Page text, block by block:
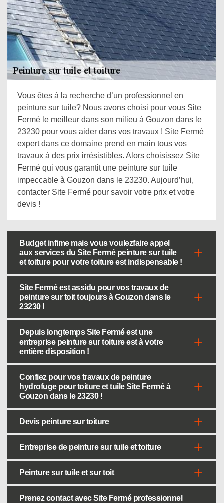
Vous êtes à la recherche d’un professionnel en
peinture sur tuile? Nous avons choisi pour vous Site
Fermé le meilleur dans son milieu à Gouzon dans le
23230 pour vous aider dans vos travaux ! Site Fermé
expert dans ce domaine prend en main tous vos
travaux à des prix irrésistibles. Alors choisissez Site
Fermé qui vous garantit une peinture sur tuile
impeccable à Gouzon dans le 23230. Aujourd’hui,
contacter Site Fermé pour savoir votre prix et votre
devis !
Budget infime mais vous voulezfaire appel
aux services du Site Fermé peinture sur tuile
et toiture pour votre toiture est indispensable !
Site Fermé est assidu pour vos travaux de
peinture sur toit toujours à Gouzon dans le
23230 !
Depuis longtemps Site Fermé est une
entreprise peinture sur toiture est à votre
entière disposition !
Confiez pour vos travaux de peinture
hydrofuge pour toiture et tuile Site Fermé à
Gouzon dans le 23230 !
Devis peinture sur toiture
Entreprise de peinture sur tuile et toiture
Peinture sur tuile et sur toit
Prenez contact avec Site Fermé professionnel